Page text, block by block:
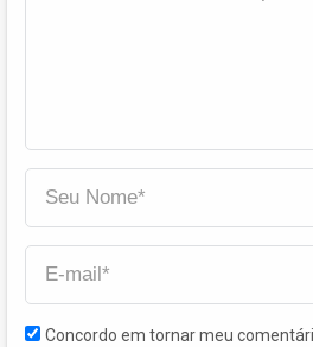
Concordo em tornar meu